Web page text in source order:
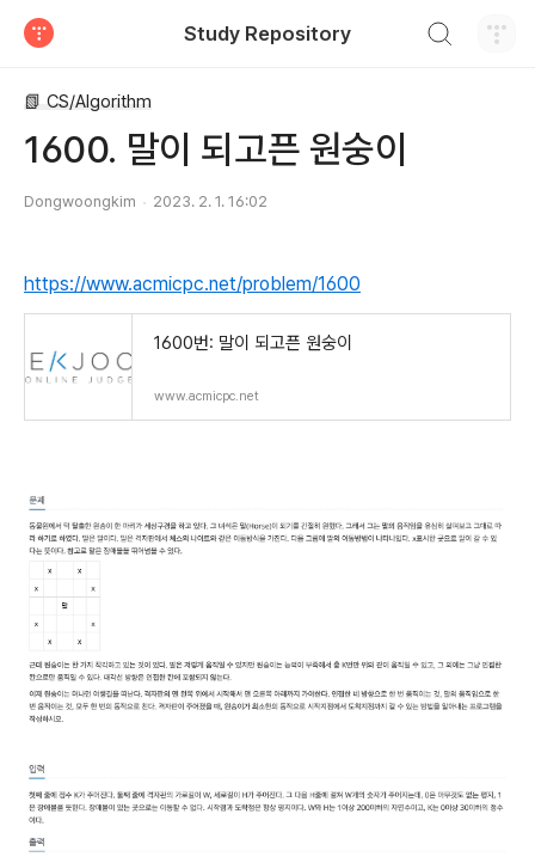
Study Repository
📗 CS/Algorithm
1600. 말이 되고픈 원숭이
Dongwoongkim 2023. 2. 1. 16:02
https://www.acmicpc.net/problem/1600
1600번: 말이 되고픈 원숭이
www.acmicpc.net